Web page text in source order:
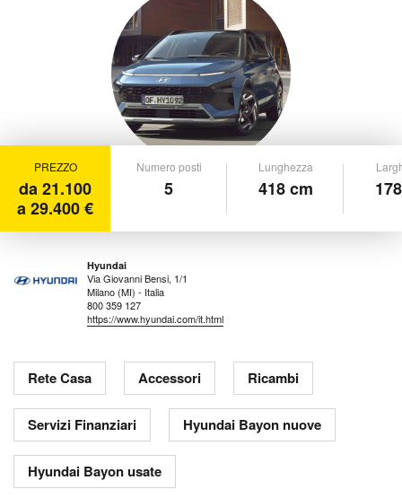
PREZZO
da 21.100
a 29.400 €
Numero posti
5
Lunghezza
418 cm
Hyundai
Via Giovanni Bensi, 1/1
Milano (MI) - Italia
800 359 127
https://www.hyundai.com/it.html
Rete Casa Accessori Ricambi
Servizi Finanziari Hyundai Bayon nuove
Hyundai Bayon usate